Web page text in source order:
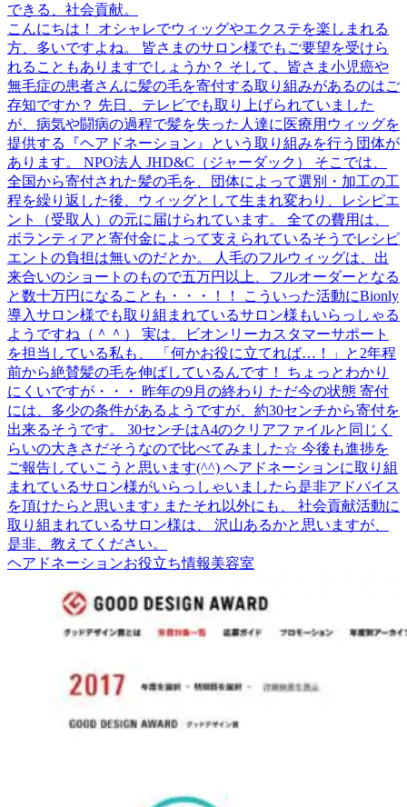
できる、社会貢献。
こんにちは！ オシャレでウィッグやエクステを楽しまれる
方、多いですよね。 皆さまのサロン様でもご要望を受けら
れることもありますでしょうか？ そして、皆さま小児癌や
無毛症の患者さんに髪の毛を寄付する取り組みがあるのはご
存知ですか？ 先日、テレビでも取り上げられていました
が、病気や闘病の過程で髪を失った人達に医療用ウィッグを
提供する『ヘアドネーション』という取り組みを行う団体が
あります。 NPO法人 JHD&C（ジャーダック） そこでは、
全国から寄付された髪の毛を、団体によって選別・加工の工
程を繰り返した後、ウィッグとして生まれ変わり、レシピエ
ント（受取人）の元に届けられています。 全ての費用は、
ボランティアと寄付金によって支えられているそうでレシピ
エントの負担は無いのだとか。 人毛のフルウィッグは、出
来合いのショートのもので五万円以上、フルオーダーとなる
と数十万円になることも・・・！！ こういった活動にBionly
導入サロン様でも取り組まれているサロン様もいらっしゃる
ようですね（＾＾） 実は、ビオンリーカスタマーサポート
を担当している私も、 「何かお役に立てれば…！」と2年程
前から絶賛髪の毛を伸ばしているんです！ ちょっとわかり
にくいですが・・・ 昨年の9月の終わり ただ今の状態 寄付
には、多少の条件があるようですが、約30センチから寄付を
出来るそうです。 30センチはA4のクリアファイルと同じく
らいの大きさだそうなので比べてみました☆ 今後も進捗を
ご報告していこうと思います(^^) ヘアドネーションに取り組
まれているサロン様がいらっしゃいましたら是非アドバイス
を頂けたらと思います♪ またそれ以外にも、 社会貢献活動に
取り組まれているサロン様は、 沢山あるかと思いますが、
是非、教えてください。
ヘアドネーションお役立ち情報美容室